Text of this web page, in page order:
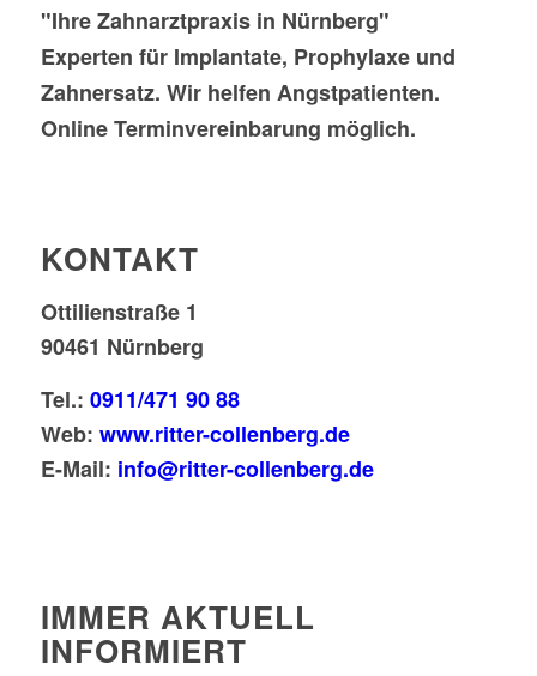
"Ihre Zahnarztpraxis in Nürnberg"
Experten für Implantate, Prophylaxe und
Zahnersatz. Wir helfen Angstpatienten.
Online Terminvereinbarung möglich.
KONTAKT
Ottilienstraße 1
90461 Nürnberg
Tel.: 0911/471 90 88
Web: www.ritter-collenberg.de
E-Mail: info@ritter-collenberg.de
IMMER AKTUELL
INFORMIERT